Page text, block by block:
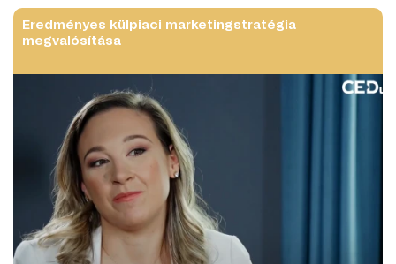
Eredményes külpiaci marketingstratégia
megvalósítása